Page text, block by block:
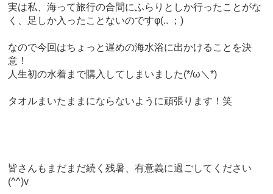
実は私、海って旅行の合間にふらりとしか行ったことがな
く、足しか入ったことないのですφ(.. ；)
なので今回はちょっと遅めの海水浴に出かけることを決
意！
人生初の水着まで購入してしまいました(*/ω＼*)
タオルまいたままにならないように頑張ります！笑
皆さんもまだまだ続く残暑、有意義に過ごしてください
(^^)v